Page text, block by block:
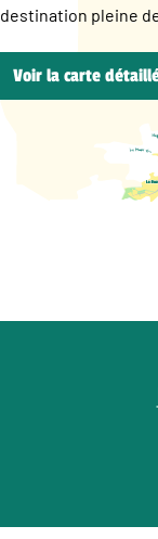
destination pleine
Voir la carte